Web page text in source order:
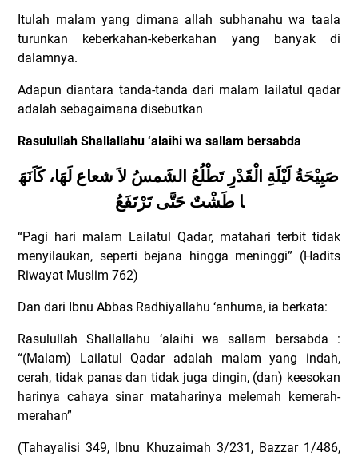
Itulah malam yang dimana allah subhanahu wa taala
turunkan keberkahan-keberkahan yang banyak di
dalamnya.
Adapun diantara tanda-tanda dari malam lailatul qadar
adalah sebagaimana disebutkan
Rasulullah Shallallahu ‘alaihi wa sallam bersabda
صَبِيْحَةُ لَيْلَةِ الْقَدْرِ تَطْلُعُ الشَمسُ لاَ شعاع لَهَا، كَاَنَهَ
ا طَشْتٌ حَتَّى تَرْتَفَعُ
“Pagi hari malam Lailatul Qadar, matahari terbit tidak
menyilaukan, seperti bejana hingga meninggi” (Hadits
Riwayat Muslim 762)
Dan dari Ibnu Abbas Radhiyallahu ‘anhuma, ia berkata:
Rasulullah Shallallahu ‘alaihi wa sallam bersabda :
“(Malam) Lailatul Qadar adalah malam yang indah,
cerah, tidak panas dan tidak juga dingin, (dan) keesokan
harinya cahaya sinar mataharinya melemah kemerah-
merahan”
(Tahayalisi 349, Ibnu Khuzaimah 3/231, Bazzar 1/486,